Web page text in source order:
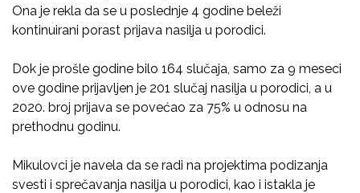
Ona je rekla da se u poslednje 4 godine beleži
kontinuirani porast prijava nasilja u porodici.
Dok je prošle godine bilo 164 slučaja, samo za 9 meseci
ove godine prijavljen je 201 slučaj nasilja u porodici, a u
2020. broj prijava se povećao za 75% u odnosu na
prethodnu godinu.
Mikulovci je navela da se radi na projektima podizanja
svesti i sprečavanja nasilja u porodici, kao i istakla je